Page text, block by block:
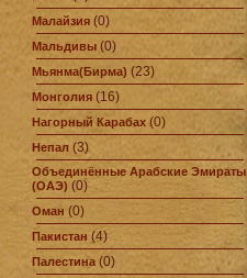
Малайзия (0)
Мальдивы (0)
Мьянма(Бирма) (23)
Монголия (16)
Нагорный Карабах (0)
Непал (3)
Объединённые Арабские Эмираты
(ОАЭ) (0)
Оман (0)
Пакистан (4)
Палестина (0)